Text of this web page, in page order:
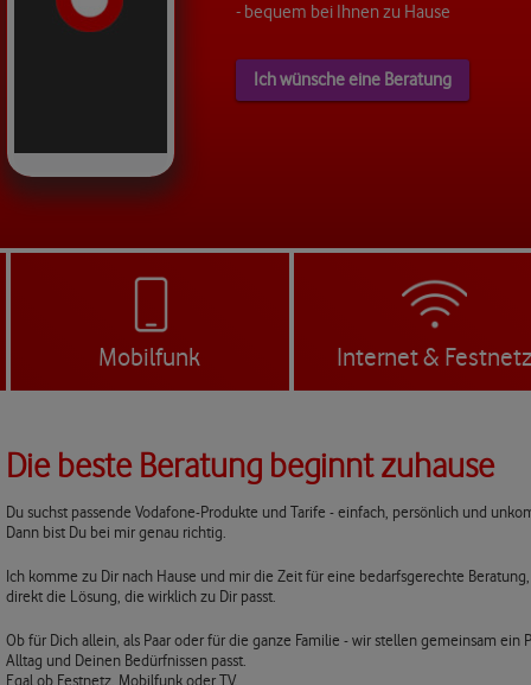
- bequem bei Ihnen zu Hause
Ich wünsche eine Beratung
Mobilfunk Internet &
Die beste Beratung beginnt zuhause
Du suchst passende Vodafone-Produkte und Tarife - einfach, persönlich und
Dann bist Du bei mir genau richtig.
Ich komme zu Dir nach Hause und mir die Zeit für eine bedarfsgerechte
direkt die Lösung, die wirklich zu Dir passt.
Ob für Dich allein, als Paar oder für die ganze Familie - wir stellen gemeinsam ein
Alltag und Deinen Bedürfnissen passt.
Egal ob Festnetz, Mobilfunk oder TV.